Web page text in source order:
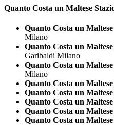
Quanto Costa un Maltese
Quanto Costa un
Milano
Quanto Costa un
Garibaldi Milano
Quanto Costa un
Milano
Quanto Costa un
Quanto Costa un
Quanto Costa un
Quanto Costa un
Quanto Costa un Maltese